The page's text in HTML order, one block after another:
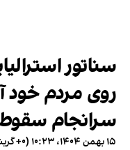
سناتور
روی مردم خود
سرانجام
۱۵ بهمن ۱۴۰۴، ۱۰:۲۳ (‎+۰ گرینویچ)